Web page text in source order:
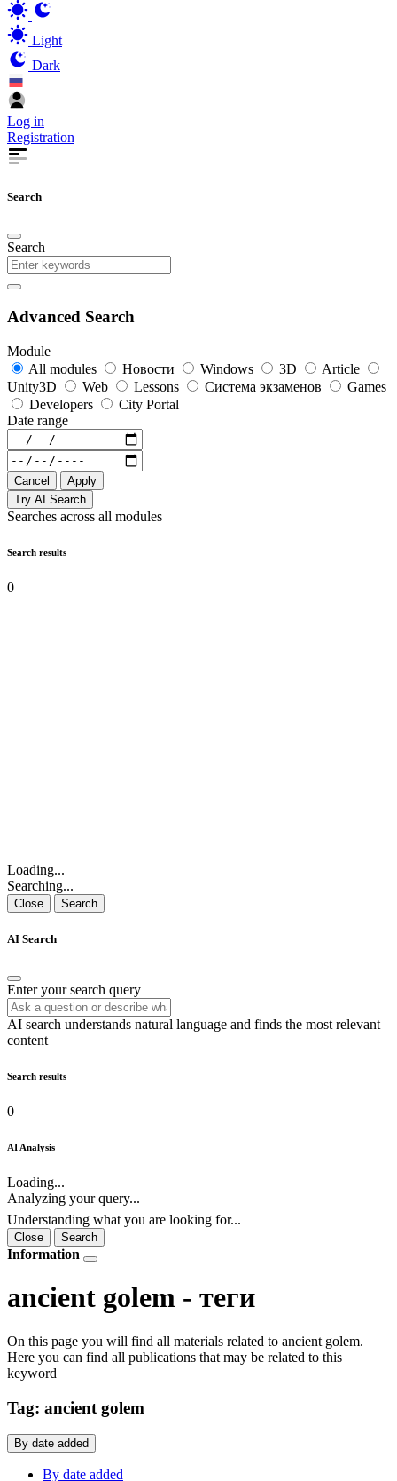
Light
Dark
Log in
Registration
Search
Search
Advanced Search
Module
All modules
Новости Windows 3D
Article
Unity3D
Web Lessons Система экзаменов
Games
Developers
City Portal
Date range
Cancel
Apply
Try AI Search
Searches across all modules
Search results
0
Loading...
Searching...
Close Search
AI Search
Enter your search query
AI search understands natural language and finds the most relevant
content
Search results
0
AI Analysis
Loading...
Analyzing your query...
Understanding what you are looking for...
Close Search
Information
ancient golem - теги
On this page you will find all materials related to ancient golem.
Here you can find all publications that may be related to this
keyword
Tag: ancient golem
By date added
By date added